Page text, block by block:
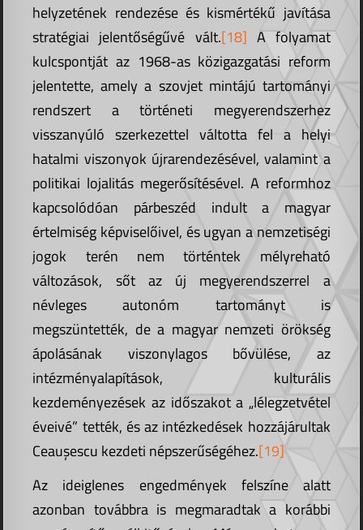
helyzetének rendezése és kismértékű javítása
stratégiai jelentőségűvé vált.[18] A folyamat
kulcspontját az 1968-as közigazgatási reform
jelentette, amely a szovjet mintájú tartományi
rendszert a történeti megyerendszerhez
visszanyúló szerkezettel váltotta fel a helyi
hatalmi viszonyok újrarendezésével, valamint a
politikai lojalitás megerősítésével. A reformhoz
kapcsolódóan párbeszéd indult a magyar
értelmiség képviselőivel, és ugyan a nemzetiségi
jogok terén nem történtek mélyreható
változások, sőt az új megyerendszerrel a
névleges autonóm tartományt is
megszüntették, de a magyar nemzeti örökség
ápolásának viszonylagos bővülése, az
intézményalapítások, kulturális
kezdeményezések az időszakot a „lélegzetvétel
éveivé” tették, és az intézkedések hozzájárultak
Ceaușescu kezdeti népszerűségéhez.[19]
Az ideiglenes engedmények felszíne alatt
azonban továbbra is megmaradtak a korábbi